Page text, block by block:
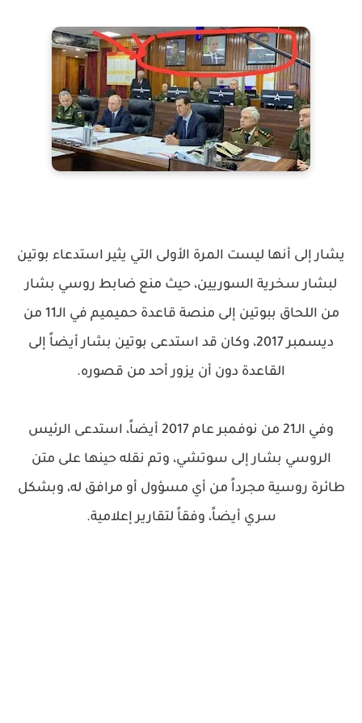
يشار إلى أنها ليست المرة الأولى التي يثير استدعاء بوتين
لبشار سخرية السوريين، حيث منع ضابط روسي بشار
من اللحاق ببوتين إلى منصة قاعدة حميميم في الـ11 من
ديسمبر 2017، وكان قد استدعى بوتين بشار أيضاً إلى
القاعدة دون أن يزور أحد من قصوره.
وفي الـ21 من نوفمبر عام 2017 أيضاً، استدعى الرئيس
الروسي بشار إلى سوتشي، وتم نقله حينها على متن
طائرة روسية مجرداً من أي مسؤول أو مرافق له، وبشكل
سري أيضاً، وفقاً لتقارير إعلامية.